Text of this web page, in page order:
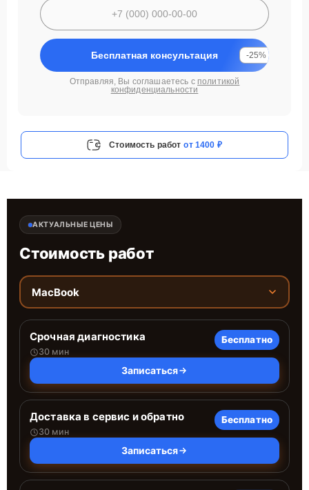
Бесплатная консультация -25%
Отправляя, Вы соглашаетесь с политикой
конфиденциальности
Стоимость работ от 1400 ₽
АКТУАЛЬНЫЕ ЦЕНЫ
Стоимость работ
MacBook
Срочная диагностика
30 мин
Бесплатно
Записаться
Доставка в сервис и обратно
30 мин
Бесплатно
Записаться